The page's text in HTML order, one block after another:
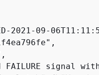
2021-09-
signal